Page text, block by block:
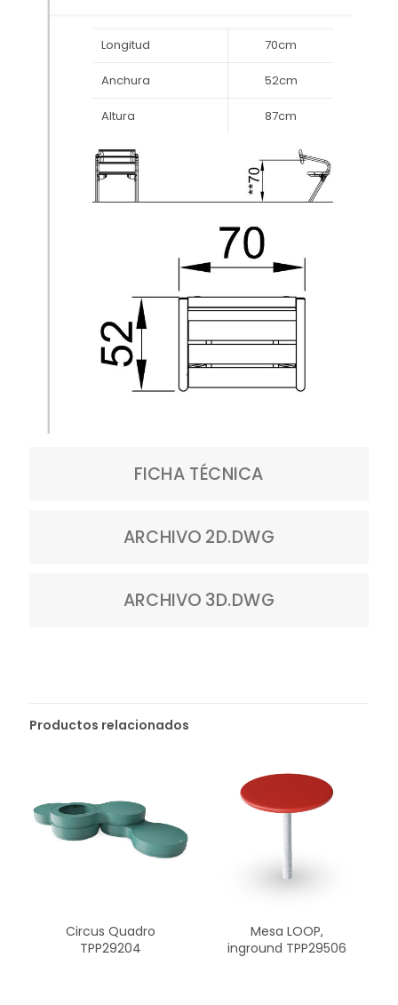
Longitud 70cm
Anchura 52cm
Altura 87cm
FICHA TÉCNICA
ARCHIVO 2D.DWG
ARCHIVO 3D.DWG
Productos relacionados
Circus Quadro
TPP29204
Mesa LOOP,
inground TPP29506